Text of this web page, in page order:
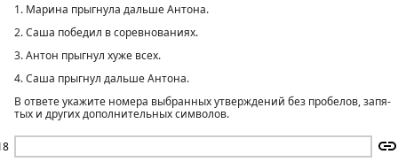
1. Марина прыгнула дальше Антона.
2. Саша победил в соревнованиях.
3. Антон прыгнул хуже всех.
4. Саша прыгнул дальше Антона.
В ответе укажите номера выбранных утверждений без пробелов, запя­
тых и других дополнительных символов.